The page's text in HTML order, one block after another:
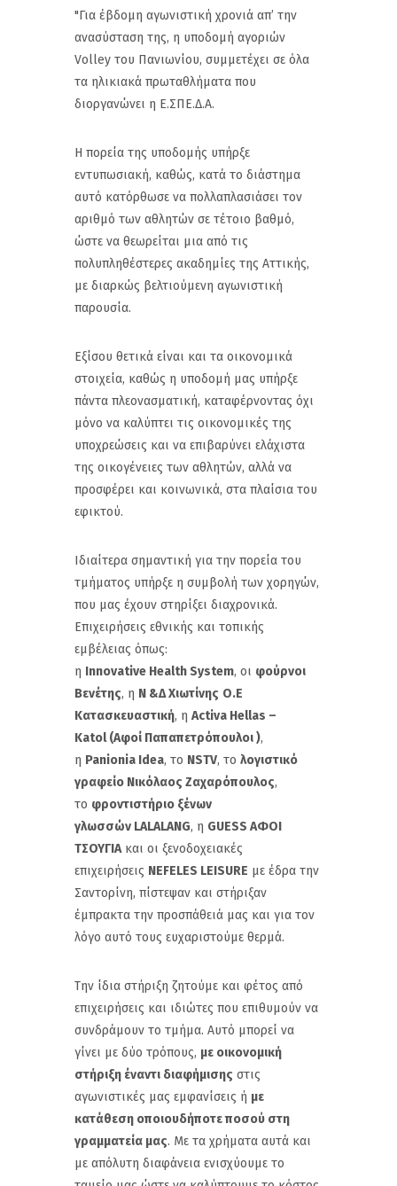
"Για έβδομη αγωνιστική χρονιά απ’ την
ανασύσταση της, η υποδομή αγοριών
Volley του Πανιωνίου, συμμετέχει σε όλα
τα ηλικιακά πρωταθλήματα που
διοργανώνει η Ε.ΣΠΕ.Δ.Α.
Η πορεία της υποδομής υπήρξε
εντυπωσιακή, καθώς, κατά το διάστημα
αυτό κατόρθωσε να πολλαπλασιάσει τον
αριθμό των αθλητών σε τέτοιο βαθμό,
ώστε να θεωρείται μια από τις
πολυπληθέστερες ακαδημίες της Αττικής,
με διαρκώς βελτιούμενη αγωνιστική
παρουσία.
Εξίσου θετικά είναι και τα οικονομικά
στοιχεία, καθώς η υποδομή μας υπήρξε
πάντα πλεονασματική, καταφέρνοντας όχι
μόνο να καλύπτει τις οικονομικές της
υποχρεώσεις και να επιβαρύνει ελάχιστα
της οικογένειες των αθλητών, αλλά να
προσφέρει και κοινωνικά, στα πλαίσια του
εφικτού.
Ιδιαίτερα σημαντική για την πορεία του
τμήματος υπήρξε η συμβολή των χορηγών,
που μας έχουν στηρίξει διαχρονικά.
Επιχειρήσεις εθνικής και τοπικής
εμβέλειας όπως:
η Innovative HealthSystem, οι φούρνοι
Βενέτης, η Ν &Δ Χιωτίνης Ο.Ε
Κατασκευαστική, η Activa Hellas –
Katol(Αφοί Παπαπετρόπουλοι ),
η Panionia Idea, το NSTV, το λογιστικό
γραφείο Νικόλαος Ζαχαρόπουλος,
το φροντιστήριο ξένων
γλωσσών LALALANG, η GUESS ΑΦΟΙ
ΤΣΟΥΓΙΑκαι οι ξενοδοχειακές
επιχειρήσεις NEFELES LEISURE με έδρα την
Σαντορίνη, πίστεψαν και στήριξαν
έμπρακτα την προσπάθειά μας και για τον
λόγο αυτό τους ευχαριστούμε θερμά.
Την ίδια στήριξη ζητούμε και φέτος από
επιχειρήσεις και ιδιώτες που επιθυμούν να
συνδράμουν το τμήμα. Αυτό μπορεί να
γίνει με δύο τρόπους, με οικονομική
στήριξη έναντι διαφήμισης στις
αγωνιστικές μας εμφανίσεις ή με
κατάθεση οποιουδήποτε ποσού στη
γραμματεία μας. Με τα χρήματα αυτά και
με απόλυτη διαφάνεια ενισχύουμε το